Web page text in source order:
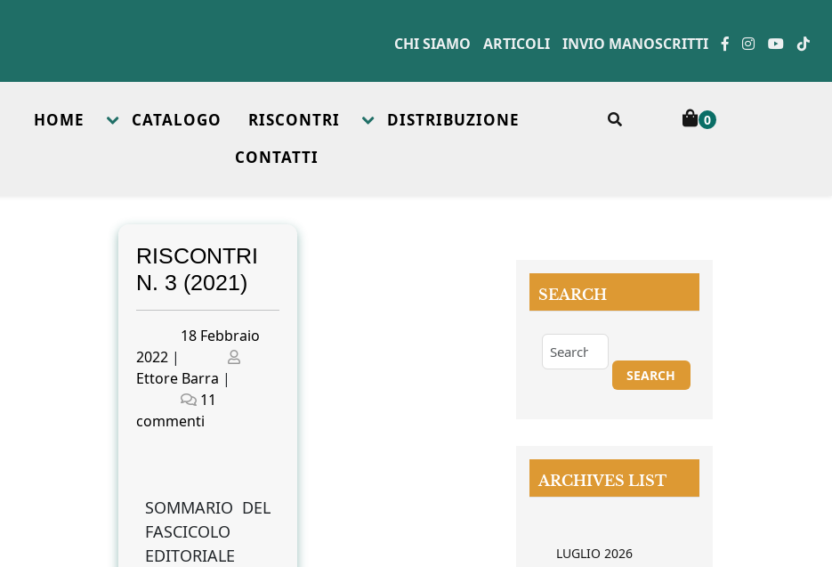
CHI SIAMO ARTICOLI INVIO MANOSCRITTI
HOME CATALOGO RISCONTRI
DISTRIBUZIONE
CONTATTI
0
RISCONTRI
N. 3 (2021)
Posted
18 Febbraio
2022|
Posted
on
Ettore Barra |
11
commentisu
(2021)
SOMMARIO DEL
FASCICOLO
EDITORIALE
SEARCH
ARCHIVES LIST
LUGLIO 2026